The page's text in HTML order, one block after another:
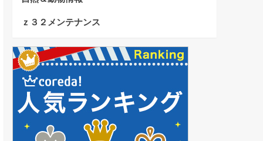
ｚ３２メンテナンス